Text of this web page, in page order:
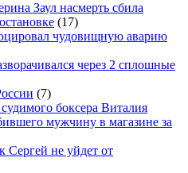
Заул насмерть сбила
(17)
чудовищную аварию
через 2 сплошные
(7)
боксера Виталия
мужчину в магазине за
Сергей не уйдет от